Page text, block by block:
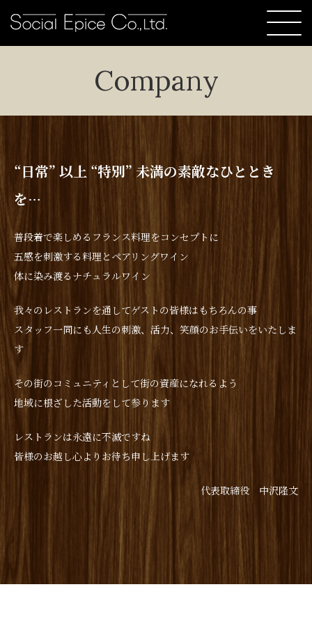
Company
“日常” 以上 “特別” 未満の素敵なひととき
を…
普段着で楽しめるフランス料理をコンセプトに
五感を刺激する料理とペアリングワイン
体に染み渡るナチュラルワイン
我々のレストランを通してゲストの皆様はもちろんの事
スタッフ一同にも人生の刺激、活力、笑顔のお手伝いをいたしま
す
その街のコミュニティとして街の資産になれるよう
地域に根ざした活動をして参ります
レストランは永遠に不滅ですね
皆様のお越し心よりお待ち申し上げます
代表取締役 中沢隆文